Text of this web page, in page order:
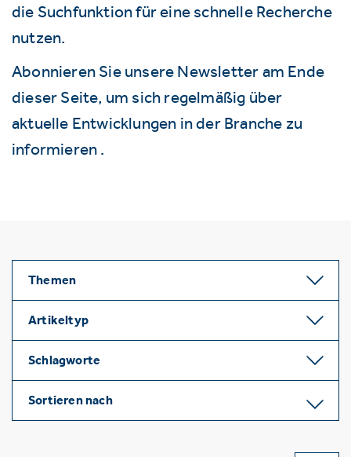
die Suchfunktion für eine schnelle Recherche
nutzen.
Abonnieren Sie unsere Newsletter am Ende
dieser Seite, um sich regelmäßig über
aktuelle Entwicklungen in der Branche zu
informieren .
Themen
Artikeltyp
Schlagworte
Sortieren nach